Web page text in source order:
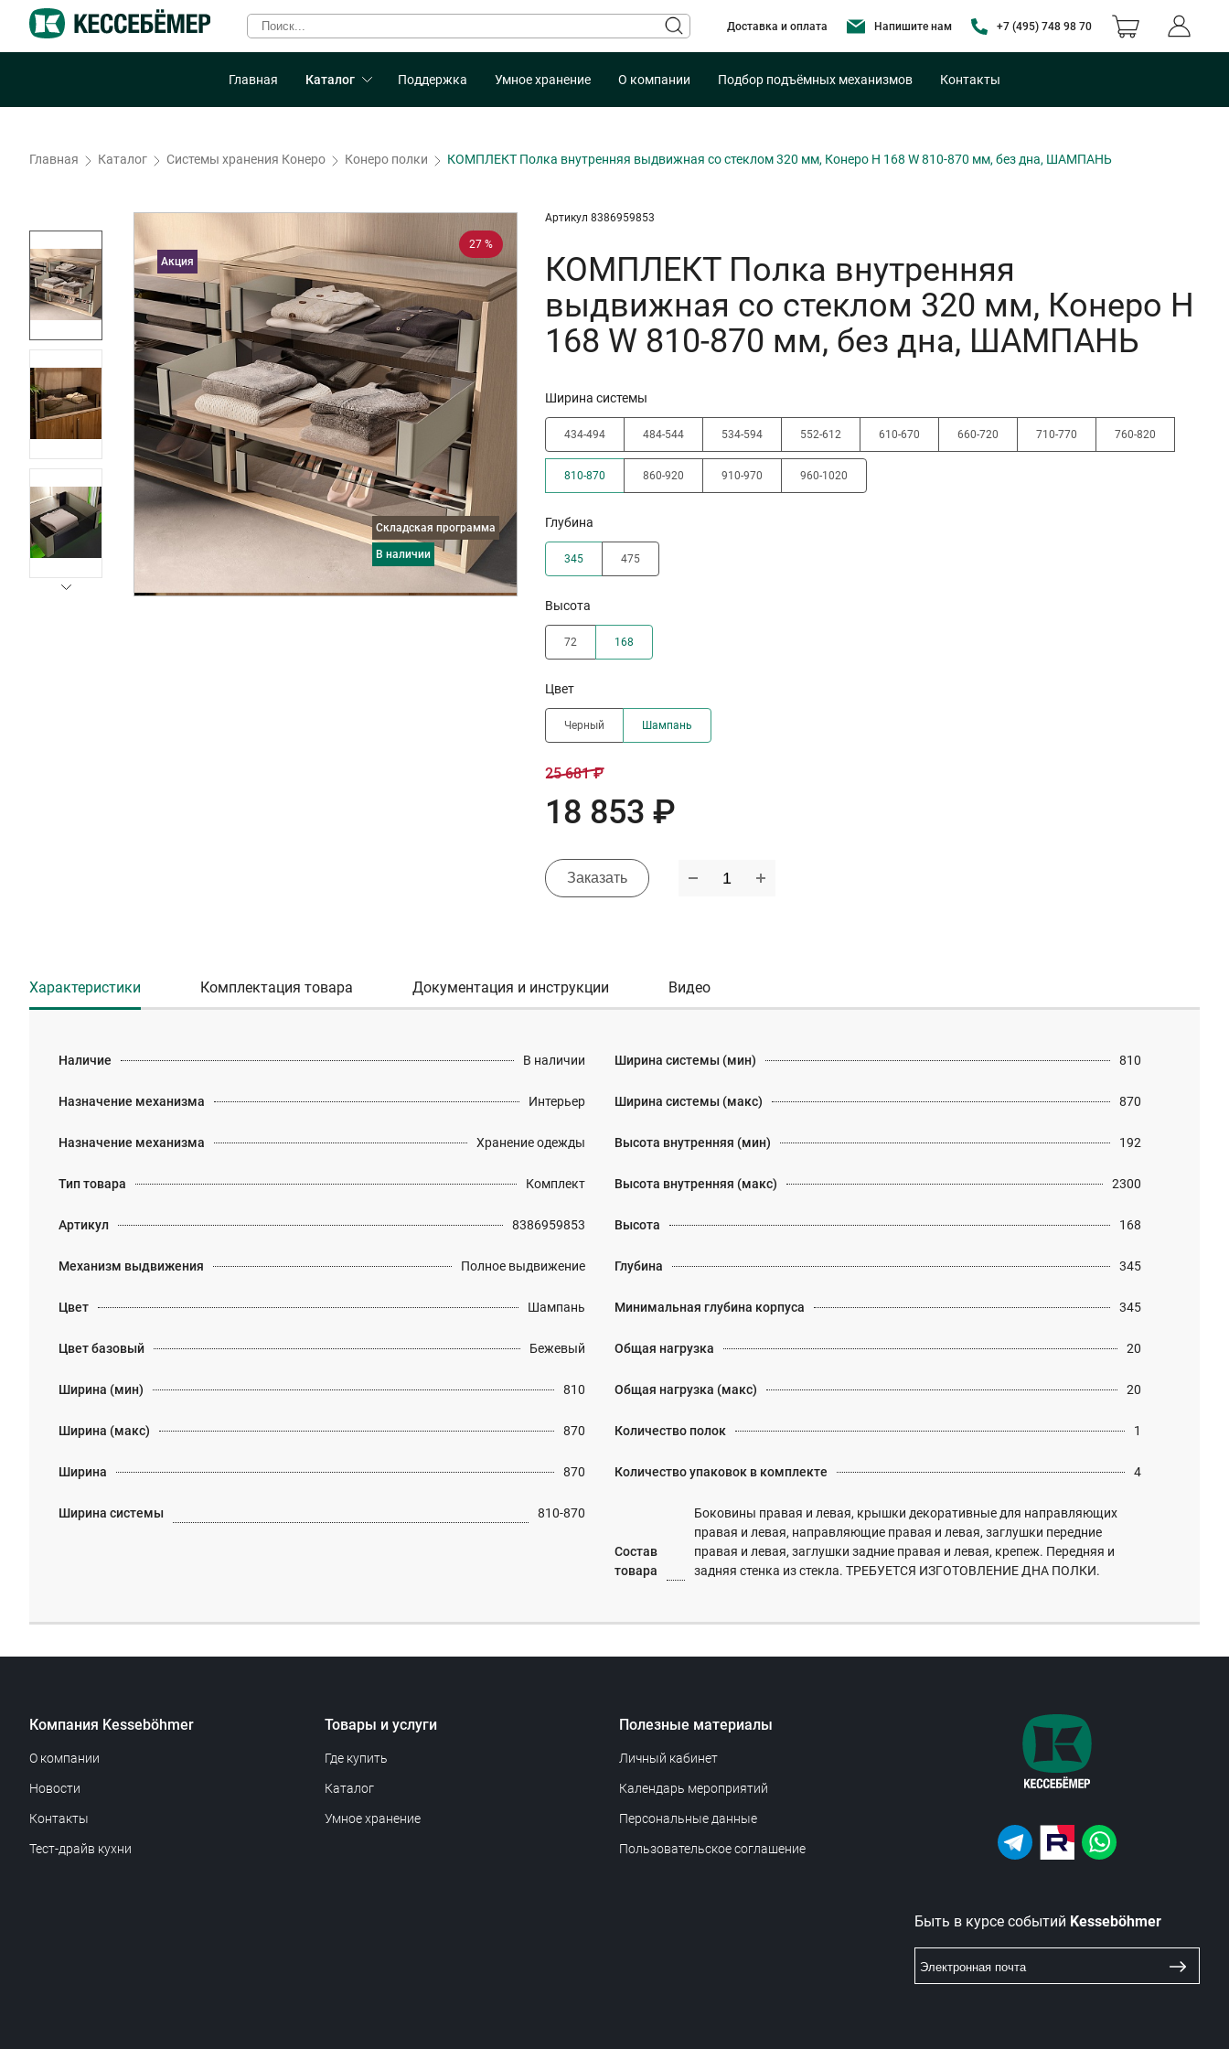
Доставка и оплата Напишите нам +7 (495) 748 98 70
Главная Каталог Поддержка Умное хранение О компании Подбор подъёмных механизмов Контакты
Главная Каталог Системы хранения Конеро Конеро полки КОМПЛЕКТ Полка внутренняя выдвижная со стеклом 320 мм, Конеро H 168 W 810-870 мм, без дна, ШАМПАНЬ
27 %
Складская программа
в наличии
Акция
Артикул 8386959853
КОМПЛЕКТ Полка внутренняя
выдвижная со стеклом 320 мм, Конеро H
168 W 810-870 мм, без дна, ШАМПАНЬ
Ширина системы
434-494 484-544 534-594 552-612 610-670 660-720 710-770 760-820
810-870 860-920 910-970 960-1020
Глубина
345 475
Высота
72 168
Цвет
Черный Шампань
25 681 ₽
18 853 ₽
Заказать
Характеристики Комплектация товара Документация и инструкции Видео
Наличие В наличии
Назначение механизма Интерьер
Назначение механизма Хранение одежды
Тип товара Комплект
Артикул 8386959853
Механизм выдвижения Полное выдвижение
Цвет Шампань
Цвет базовый Бежевый
Ширина (мин) 810
Ширина (макс) 870
Ширина 870
Ширина системы 810-870
Ширина системы (мин) 810
Ширина системы (макс) 870
Высота внутренняя (мин) 192
Высота внутренняя (макс) 2300
Высота 168
Глубина 345
Минимальная глубина корпуса 345
Общая нагрузка 20
Общая нагрузка (макс) 20
Количество полок 1
Количество упаковок в комплекте 4
Состав
товара
Боковины правая и левая, крышки декоративные для направляющих
правая и левая, направляющие правая и левая, заглушки передние
правая и левая, заглушки задние правая и левая, крепеж. Передняя и
задняя стенка из стекла. ТРЕБУЕТСЯ ИЗГОТОВЛЕНИЕ ДНА ПОЛКИ.
Компания Kesseböhmer
О компании
Новости
Контакты
Тест-драйв кухни
Товары и услуги
Где купить
Каталог
Умное хранение
Полезные материалы
Личный кабинет
Календарь мероприятий
Персональные данные
Пользовательское соглашение
Быть в курсе событий Kesseböhmer